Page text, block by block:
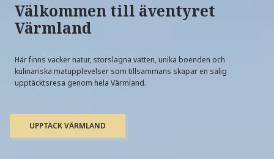
Välkommen till äventyret
Värmland
Här finns vacker natur, storslagna vatten, unika boenden och
kulinariska matupplevelser som tillsammans skapar en salig
upptäcktsresa genom hela Värmland.
UPPTÄCK VÄRMLAND